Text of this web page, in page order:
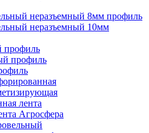
неразъемный 8мм профиль
неразъемный 10мм
профиль
профиль
лента
Агросфера